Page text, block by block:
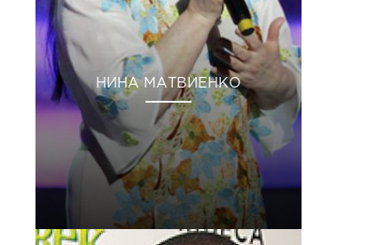
НИНА МАТВИЕНКО